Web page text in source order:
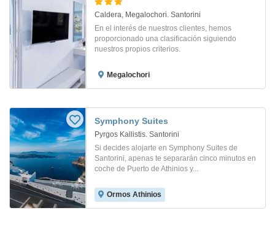
Caldera, Megalochori. Santorini
En el interés de nuestros clientes, hemos
proporcionado una clasificación siguiendo
nuestros propios criterios.
Megalochori
Symphony Suites
Pyrgos Kallistis. Santorini
Si decides alojarte en Symphony Suites de
Santorini, apenas te separarán cinco minutos en
coche de Puerto de Athinios y...
Ormos Athinios